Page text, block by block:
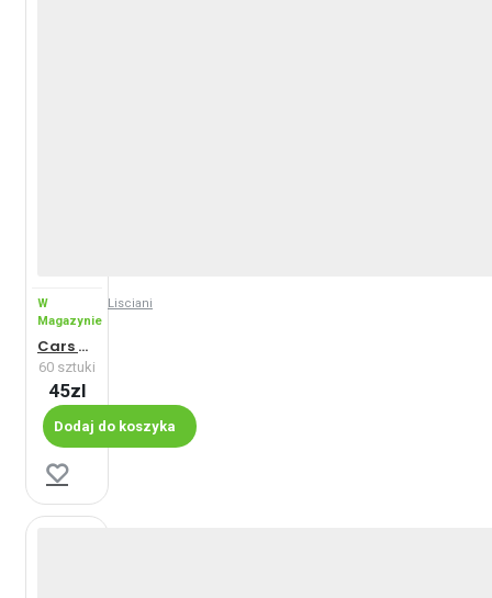
W
Magazynie
Lisciani
Cars - Maxi
60 sztuki
45zl
Dodaj do koszyka